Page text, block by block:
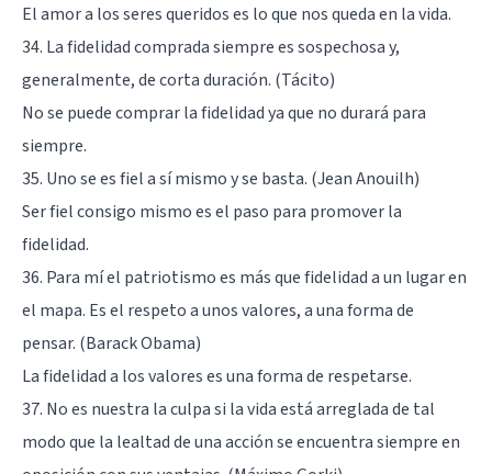
El amor a los seres queridos es lo que nos queda en la vida.
34. La fidelidad comprada siempre es sospechosa y,
generalmente, de corta duración. (Tácito)
No se puede comprar la fidelidad ya que no durará para
siempre.
35. Uno se es fiel a sí mismo y se basta. (Jean Anouilh)
Ser fiel consigo mismo es el paso para promover la
fidelidad.
36. Para mí el patriotismo es más que fidelidad a un lugar en
el mapa. Es el respeto a unos valores, a una forma de
pensar. (Barack Obama)
La fidelidad a los valores es una forma de respetarse.
37. No es nuestra la culpa si la vida está arreglada de tal
modo que la lealtad de una acción se encuentra siempre en